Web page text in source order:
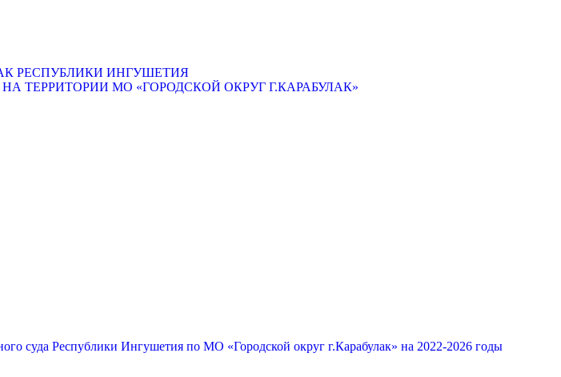
РЕСПУБЛИКИ ИНГУШЕТИЯ
МО «ГОРОДСКОЙ ОКРУГ Г.КАРАБУЛАК»
суда Республики Ингушетия по МО «Городской округ г.Карабулак» на 2022-2026 годы